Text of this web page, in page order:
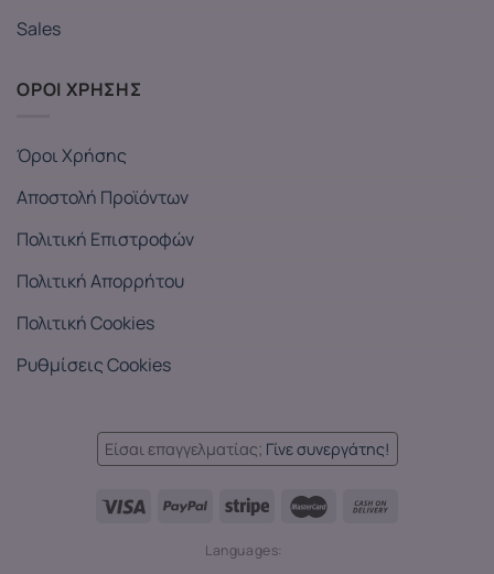
Sales
ΟΡΟΙ ΧΡΗΣΗΣ
Όροι Χρήσης
Αποστολή Προϊόντων
Πολιτική Επιστροφών
Πολιτική Απορρήτου
Πολιτική Cookies
Ρυθμίσεις Cookies
Είσαι επαγγελματίας; Γίνε συνεργάτης!
Languages: